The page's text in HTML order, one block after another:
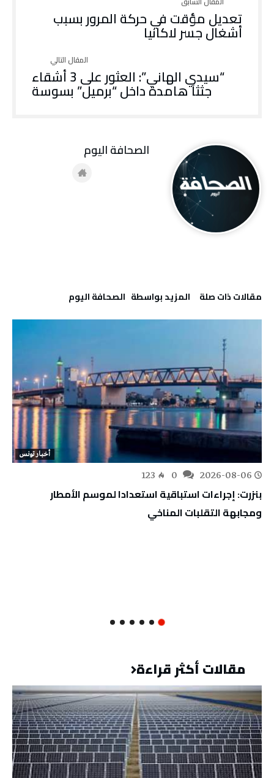
تعديل مؤقت في حركة المرور بسبب
أشغال جسر لاكانيا
“سيدي الهاني”: العثور على 3 أشقاء
جثثاً هامدة داخل “برميل” بسوسة
‫مقالات ذات صلة‬ ‫‫المزيد بواسطة‬ ‬ ‭ ‬الصحافة‭ ‬اليوم
أخبار تونس
2026-08-06
123
بنزرت: إجراءات استباقية استعدادا لموسم الأمطار
ومجابهة التقلبات المناخي
مقالات أكثر قراءة